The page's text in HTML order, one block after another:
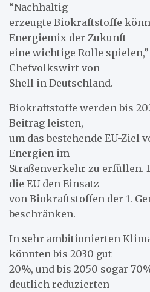
“Nachhaltig
erzeugte Biokraftstoffe
Energiemix der Zukunft
eine wichtige Rolle spielen,”
Chefvolkswirt von
Shell in Deutschland.
Biokraftstoffe werden bis
Beitrag leisten,
um das bestehende EU-Ziel
Energien im
Straßenverkehr zu erfüllen.
die EU den Einsatz
von Biokraftstoffen der 1.
beschränken.
In sehr ambitionierten
könnten bis 2030 gut
20%, und bis 2050 sogar
deutlich reduzierten